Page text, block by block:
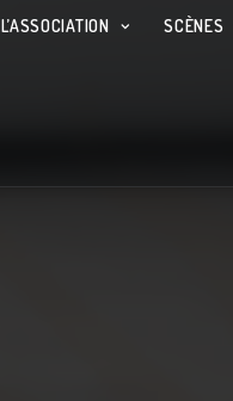
L’ASSOCIATION SCÈNES